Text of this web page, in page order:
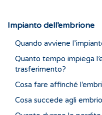
Impianto dell’embrione
Quando avviene
Quanto tempo impiega
trasferimento?
Cosa fare affinché
Cosa succede agli